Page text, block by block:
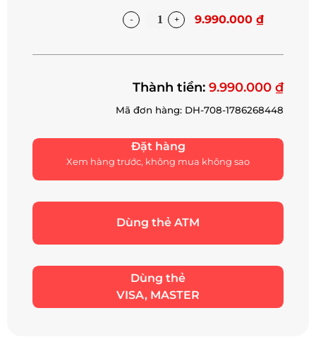
9.990.000 ₫
Thành tiền: 9.990.000 ₫
Mã đơn hàng: DH-708-1786268448
Đặt hàng
Xem hàng trước, không mua không sao
Dùng thẻ ATM
Dùng thẻ
VISA, MASTER